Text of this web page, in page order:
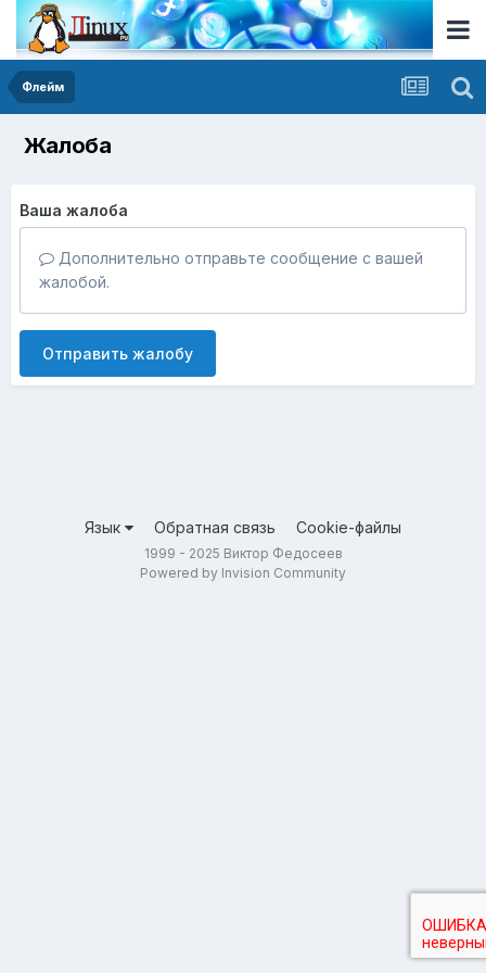
Флейм
Жалоба
Ваша жалоба
Дополнительно отправьте сообщение с вашей
жалобой.
Отправить жалобу
Язык Обратная связь Cookie-файлы
1999 - 2025 Виктор Федосеев
Powered by Invision Community